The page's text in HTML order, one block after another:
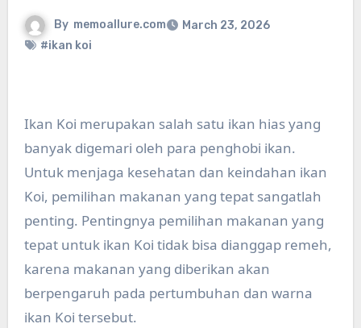
By memoallure.com
March 23, 2026
#ikan koi
Ikan Koi merupakan salah satu ikan hias yang
banyak digemari oleh para penghobi ikan.
Untuk menjaga kesehatan dan keindahan ikan
Koi, pemilihan makanan yang tepat sangatlah
penting. Pentingnya pemilihan makanan yang
tepat untuk ikan Koi tidak bisa dianggap remeh,
karena makanan yang diberikan akan
berpengaruh pada pertumbuhan dan warna
ikan Koi tersebut.